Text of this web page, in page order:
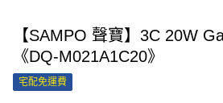
【SAMPO 聲寶】3C 20W
《DQ-M021A1C20》
宅配免運費